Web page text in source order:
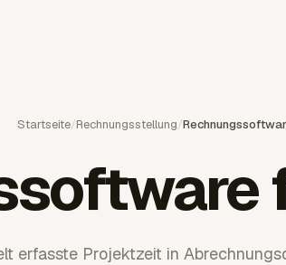
Startseite/Rechnungsstellung/
erfasste Projektzeit in